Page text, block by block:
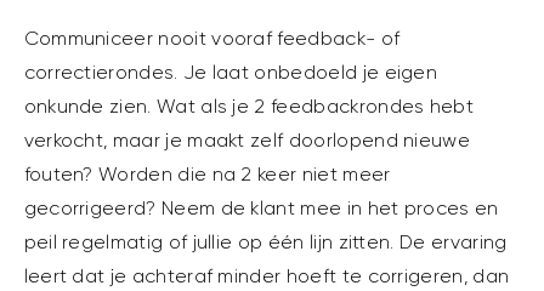
Communiceer nooit vooraf feedback- of
correctierondes. Je laat onbedoeld je eigen
onkunde zien. Wat als je 2 feedbackrondes hebt
verkocht, maar je maakt zelf doorlopend nieuwe
fouten? Worden die na 2 keer niet meer
gecorrigeerd? Neem de klant mee in het proces en
peil regelmatig of jullie op één lijn zitten. De ervaring
leert dat je achteraf minder hoeft te corrigeren, dan